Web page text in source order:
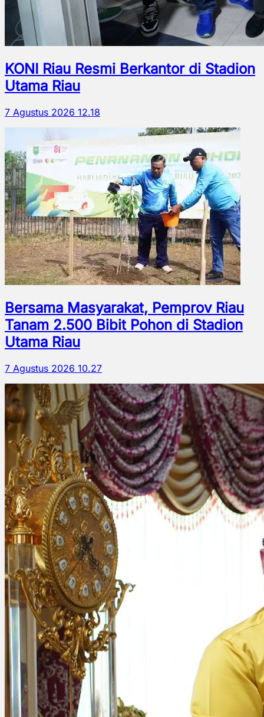
KONI Riau Resmi Berkantor di Stadion
Utama Riau
7 Agustus 2026 12.18
Bersama Masyarakat, Pemprov Riau
Tanam 2.500 Bibit Pohon di Stadion
Utama Riau
7 Agustus 2026 10.27